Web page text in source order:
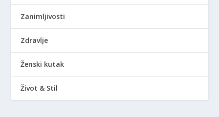
Zanimljivosti
Zdravlje
Ženski kutak
Život & Stil